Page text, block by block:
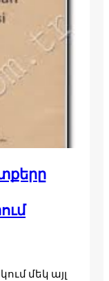
մեկ այլ